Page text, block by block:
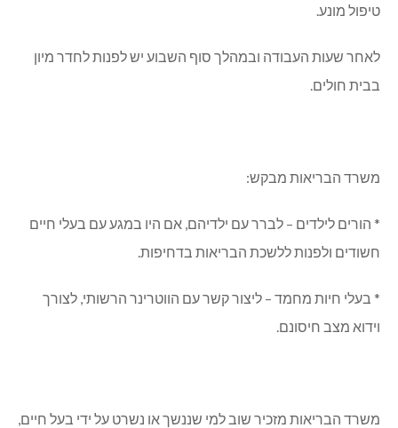
טיפול מונע.
לאחר שעות העבודה ובמהלך סוף השבוע יש לפנות לחדר מיון
בבית חולים.
משרד הבריאות מבקש:
* הורים לילדים – לברר עם ילדיהם, אם היו במגע עם בעלי חיים
חשודים ולפנות ללשכת הבריאות בדחיפות.
* בעלי חיות מחמד – ליצור קשר עם הווטרינר הרשותי, לצורך
וידוא מצב חיסונם.
משרד הבריאות מזכיר שוב למי שננשך או נשרט על ידי בעל חיים,